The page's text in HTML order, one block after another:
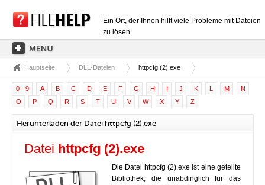
Ein Ort, der Ihnen hilft viele Probleme mit Dateien
zu lösen.
HAUPTSEITE
EXTENSIONSKATEGORIEN
TREIBERKATEGORIEN
DLL-DATEIEN
DATEIKONVERTIERUNGEN
PROGRAMME
Hauptseite DLL-Dateien httpcfg (2).exe
0 - 9 A B C D E F G H I J K L M
N
O
P Q R S T U V W X Y Z
Herunterladen der Datei httpcfg (2).exe
Datei httpcfg (2).exe
Die Datei httpcfg (2).exe ist eine geteilte
Bibliothek, die unabdinglich für das